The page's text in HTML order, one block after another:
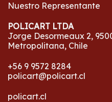
Nuestro Representante
POLICART LTDA
Jorge Desormeaux 2,
Metropolitana, Chile
+56 9 9572 8284
policart@policart.cl
policart.cl